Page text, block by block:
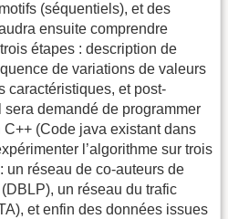
(séquentiels), et des
ensuite comprendre
étapes : description de
de variations de valeurs
caractéristiques, et post-
sera demandé de programmer
C++ (Code java existant dans
l’algorithme sur trois
un réseau de co-auteurs de
un réseau du trafic
et enfin des données issues